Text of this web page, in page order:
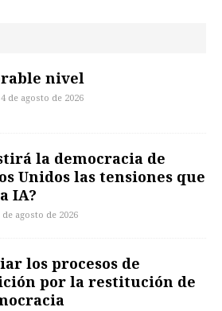
nivel
de agosto de 2026
la democracia de
Unidos las tensiones que
IA?
agosto de 2026
los procesos de
por la restitución de